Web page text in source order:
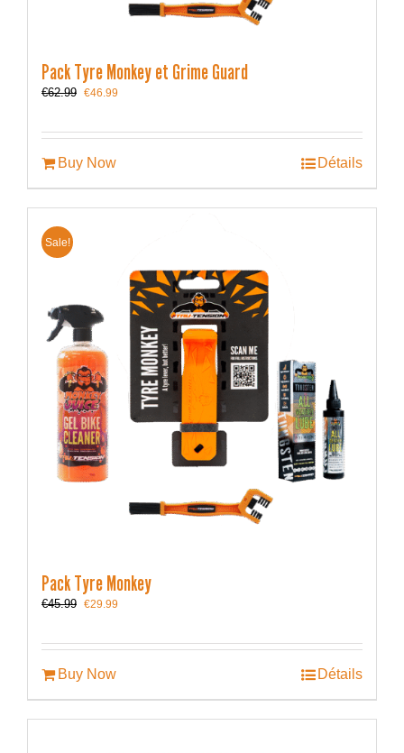
Pack Tyre Monkey et Grime Guard
€62.99 Le
était :
€62.99.
€46.99
est :
Buy Now Détails
Sale!
Pack Tyre Monkey
€45.99 Le
était :
€45.99.
€29.99
est :
Buy Now Détails